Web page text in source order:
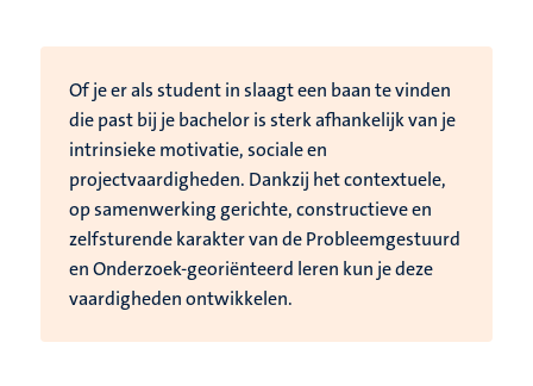
Of je er als student in slaagt een baan te vinden
die past bij je bachelor is sterk afhankelijk van je
intrinsieke motivatie, sociale en
projectvaardigheden. Dankzij het contextuele,
op samenwerking gerichte, constructieve en
zelfsturende karakter van de Probleemgestuurd
en Onderzoek-georiënteerd leren kun je deze
vaardigheden ontwikkelen.